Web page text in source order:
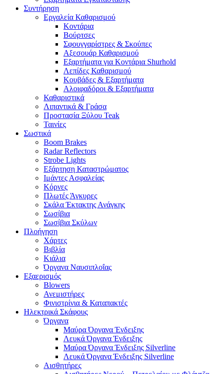
Συντήρηση
Εργαλεία Καθαρισμού
Κοντάρια
Βούρτσες
Σφουγγαρίστρες & Σκούπες
Αξεσουάρ Καθαρισμού
Εξαρτήματα για Κοντάρια Shurhold
Λεπίδες Καθαρισμού
Κουβάδες & Εξαρτήματα
Αλοιφαδόροι & Εξαρτήματα
Καθαριστικά
Λιπαντικά & Γράσα
Προστασία Ξύλου Teak
Ταινίες
Σωστικά
Boom Brakes
Radar Reflectors
Strobe Lights
Εξάρτηση Καταστρώματος
Ιμάντες Ασφαλείας
Κόρνες
Πλωτές Άγκυρες
Σκάλα Έκτακτης Ανάγκης
Σωσίβια
Σωσίβια Σκύλων
Πλοήγηση
Χάρτες
Βιβλία
Κιάλια
Όργανα Ναυσιπλοΐας
Εξαερισμός
Blowers
Ανεμιστήρες
Φινιστρίνια & Καταπακτές
Ηλεκτρικά Σκάφους
Όργανα
Μαύρα Όργανα Ένδειξης
Λευκά Όργανα Ένδειξης
Μαύρα Όργανα Ένδειξης Silverline
Λευκά Όργανα Ένδειξης Silverline
Αισθητήρες